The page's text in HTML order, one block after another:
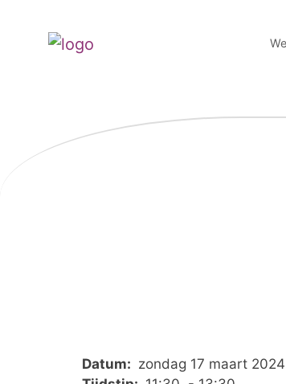
Datum: zondag 17 maart 2024